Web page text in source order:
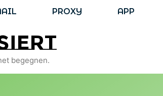
PROXY APP
begegnen.